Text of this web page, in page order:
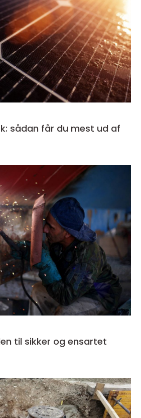
sådan får du mest ud af
til sikker og ensartet